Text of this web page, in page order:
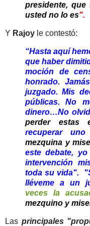
presidente, que
usted no lo es".
Y Rajoy le contestó:
“Hasta aquí
que haber
moción de
honrado.
juzgado. Mis
públicas. No
dinero…No
perder estas
recuperar
mezquina y
este debate,
intervención
toda su vida".
lléveme a un
veces la
mezquino y
Las principales